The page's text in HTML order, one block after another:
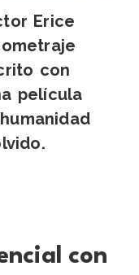
Erice
con
película
con